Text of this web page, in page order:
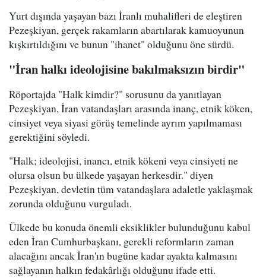
Yurt dışında yaşayan bazı İranlı muhalifleri de eleştiren
Pezeşkiyan, gerçek rakamların abartılarak kamuoyunun
kışkırtıldığını ve bunun "ihanet" olduğunu öne sürdü.
"İran halkı ideolojisine bakılmaksızın birdir"
Röportajda "Halk kimdir?" sorusunu da yanıtlayan
Pezeşkiyan, İran vatandaşları arasında inanç, etnik köken,
cinsiyet veya siyasi görüş temelinde ayrım yapılmaması
gerektiğini söyledi.
"Halk; ideolojisi, inancı, etnik kökeni veya cinsiyeti ne
olursa olsun bu ülkede yaşayan herkesdir." diyen
Pezeşkiyan, devletin tüm vatandaşlara adaletle yaklaşmak
zorunda olduğunu vurguladı.
Ülkede bu konuda önemli eksiklikler bulunduğunu kabul
eden İran Cumhurbaşkanı, gerekli reformların zaman
alacağını ancak İran'ın bugüne kadar ayakta kalmasını
sağlayanın halkın fedakârlığı olduğunu ifade etti.